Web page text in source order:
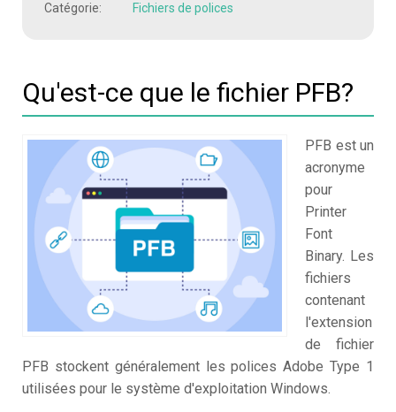
Catégorie: Fichiers de polices
Qu'est-ce que le fichier PFB?
PFB est un
acronyme
pour
Printer
Font
Binary. Les
fichiers
contenant
l'extension
de fichier
PFB stockent généralement les polices Adobe Type 1
utilisées pour le système d'exploitation Windows.